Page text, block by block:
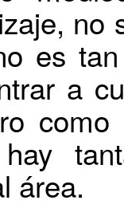
no
es
a
área.